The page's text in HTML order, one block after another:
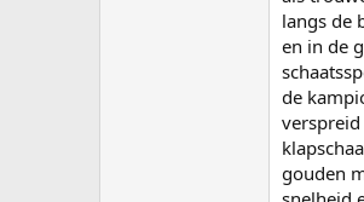
langs de
en in de
de
gouden